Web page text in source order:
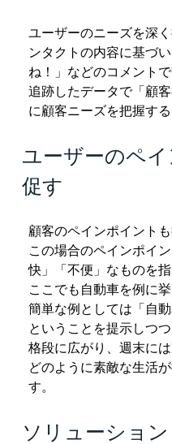
ユーザーのニーズを深
ンタクトの内容に基づ
ね！」などのコメント
追跡したデータで「顧
に顧客ニーズを把握する
ユーザーのペ
促す
顧客のペインポイントも
この場合のペインポイ
快」「不便」なものを指
ここでも自動車を例に
簡単な例としては「自
ということを提示しつ
格段に広がり、週末に
どのように素敵な生活
す。
ソリューション